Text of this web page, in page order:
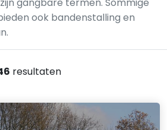
ook bandenstalling en
resultaten